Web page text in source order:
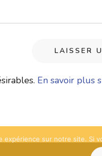
En savoir plus
expérience sur notre site.